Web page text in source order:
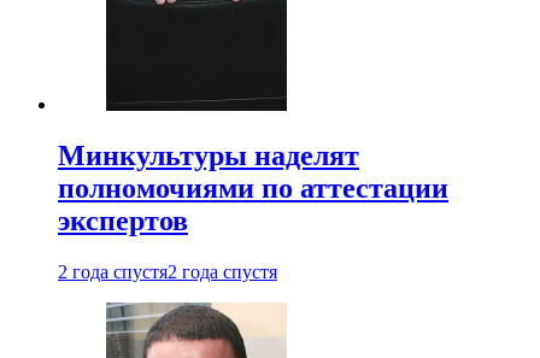
Минкультуры наделят
полномочиями по аттестации
экспертов
2 года спустя2 года спустя